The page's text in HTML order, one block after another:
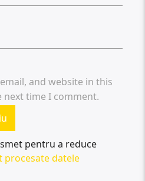
and website in this
time I comment.
pentru a reduce
procesate datele